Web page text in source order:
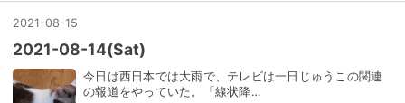
2021 -08-15
2021-08-14(Sat)
今日は西日本では大雨で、テレビは一日じゅうこの関連
の報道をやっていた。「線状降…